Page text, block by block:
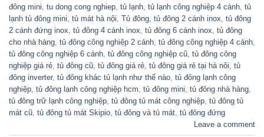
đông mini tu dong cong nghiep tủ lạnh tủ lạnh công nghiệp 4 cánh tủ
lạnh tủ đông mini tủ mát hà nội Tủ đông tủ đông 2 cánh inox tủ đông
2 cánh đứng inox tủ đông 4 cánh inox tủ đông 6 cánh inox tủ đông
cho nhà hàng tủ đông công nghiệp 2 cánh tủ đông công nghiệp 4 cánh
tủ đông công nghiệp 6 cánh tủ đông công nghiệp cũ tủ đông công
nghiệp giá rẻ tủ đông cũ tủ đông giá rẻ tủ đông giá rẻ tại hà nôi tủ
đông inverter, tủ đông khác tủ lạnh như thế nào tủ đông lạnh công
nghiệp tủ đông lạnh công nghiệp hcm tủ đông mini tủ đông nhà hàng
tủ đông trữ lạnh công nghiệp tủ đông tủ mát công nghiệp tủ đông tủ
mát cũ tủ đông tủ mát Skipio tủ đông và tủ mát tủ đông đứng
Leave a comment